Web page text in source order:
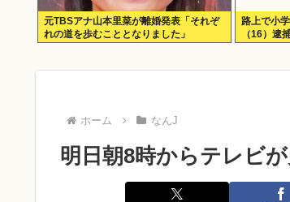
元TBSアナ山本里菜が離婚発表「それぞ
れの道を歩むこととなりました」
路上で小
（16）逮
ホーム なんJ
明日朝8時からテレビ